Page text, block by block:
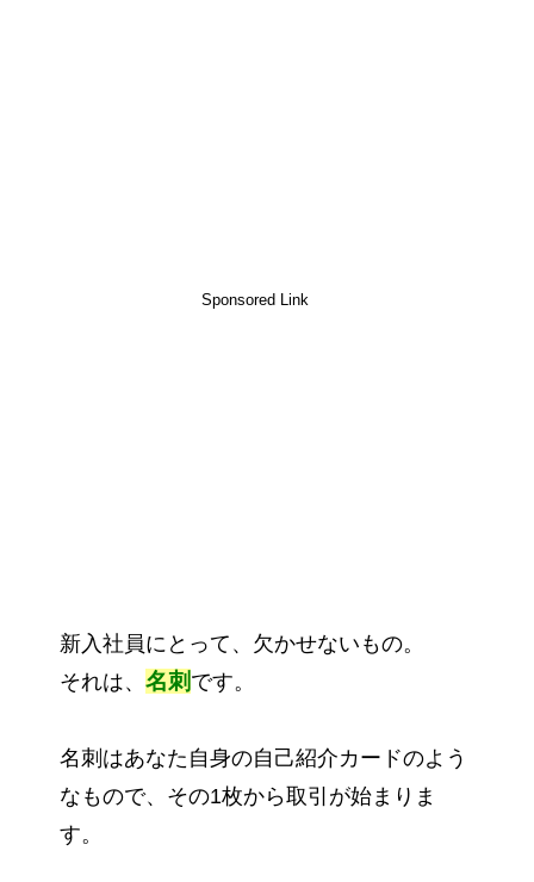
Sponsored Link
新入社員にとって、欠かせないもの。
それは、 名刺 です。
名刺はあなた自身の自己紹介カードのよう
なもので、その1枚から取引が始まりま
す。